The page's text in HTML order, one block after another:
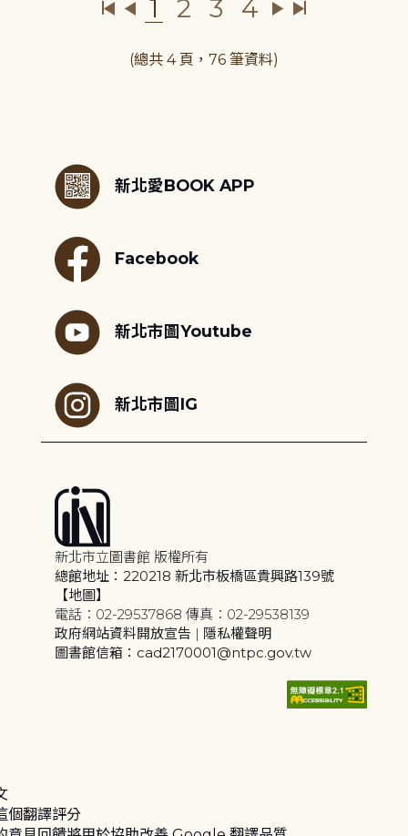
1 2 3 4
(總共 4 頁，76 筆資料)
新北愛BOOK APP
Facebook
新北市圖Youtube
新北市圖IG
新北市立圖書館 版權所有
總館地址：220218 新北市板橋區貴興路139號
【地圖】
電話：02-29537868 傳真：02-29538139
政府網站資料開放宣告 | 隱私權聲明
圖書館信箱：cad2170001@ntpc.gov.tw
個翻譯評分